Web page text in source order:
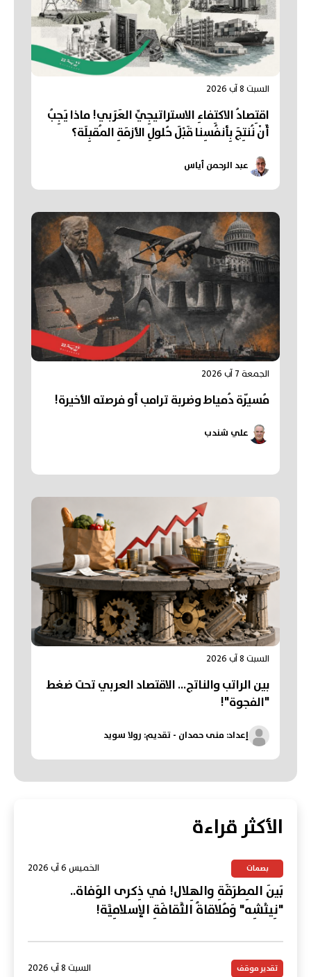
السبت 8 آب 2026
اقتِصادُ الاكتِفاءِ الاستراتيجِيِّ العَرَبي! ماذا يَجِبُ
أَنْ نُنتِجَ بِأنفُسِنا قَبْلَ حُلولِ الأزمَةِ المُقبِلَة؟
عبد الرحمن أياس
الجمعة 7 آب 2026
مُسيّرة دُمياط وضربة ترامب أو فرصته الأخيرة!
علي شندب
السبت 8 آب 2026
بين الراتب والناتج… الاقتصاد العربي تحت ضغط
"الفجوة"!
إعداد: منى حمدان - تقديم: رولا سويد
الأكثر قراءة
بصمات الخميس 6 آب 2026
بَينَ المِطرَقَةِ والهِلال! في ذِكرى الوَفاة..
"نِيتْشِه" وَمُلاقاةُ الثَّقافَةِ الإسلامِيَّة!
تقدير موقف السبت 8 آب 2026